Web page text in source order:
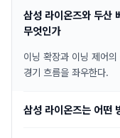
삼성 라이온즈와 두산
무엇인가
이닝 확장과 이닝 제어
경기 흐름을 좌우한다.
삼성 라이온즈는 어떤